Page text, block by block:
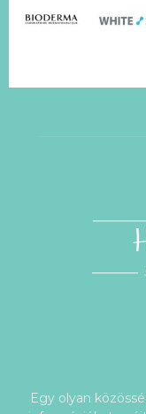
Egy olyan